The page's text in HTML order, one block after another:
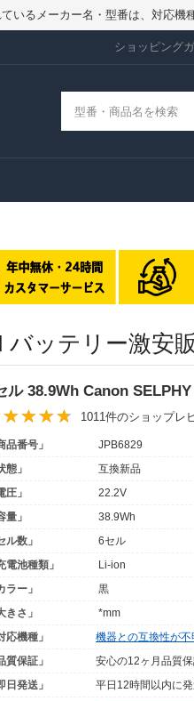
るメーカー名・型番は、対応機
ショッピング
バッテリー激安
ル 38.9Wh Canon
1011件のショップレ
品番号」
JPB6829
態」
互換新品
圧」
22.2V
量」
38.9Wh
ル数」
6セル
電池種類」
Li-ion
ラー」
黒
きさ」
*mm
応機種」
機器との互換性が
質保証」
安心の12ヶ月品質
日発送」
平日12時間以内に